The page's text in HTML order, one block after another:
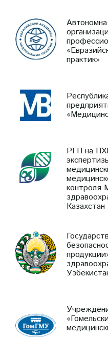
практик»
РГП на
контроля
Казахстан